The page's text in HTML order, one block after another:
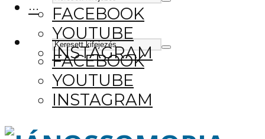
FACEBOOK
YOUTUBE
INSTAGRAM
···
FACEBOOK
YOUTUBE
INSTAGRAM